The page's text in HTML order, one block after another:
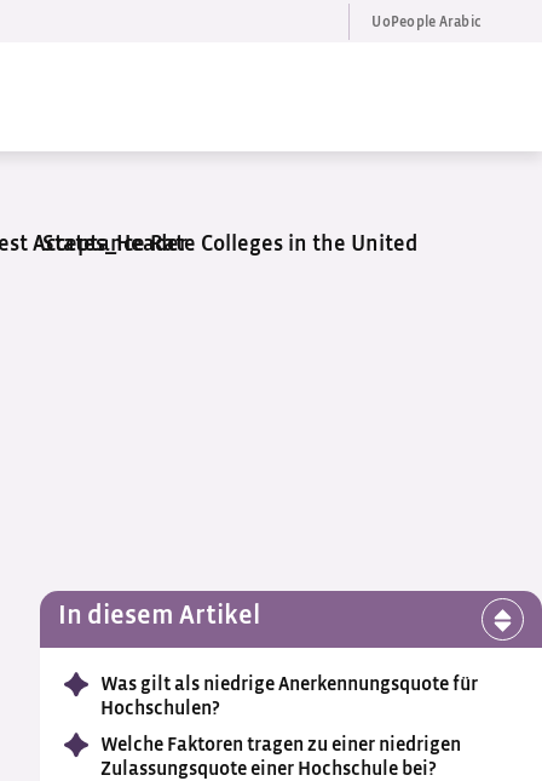
UoPeople Arabic
In diesem Artikel
Was gilt als niedrige Anerkennungsquote für
Hochschulen?
Welche Faktoren tragen zu einer niedrigen
Zulassungsquote einer Hochschule bei?